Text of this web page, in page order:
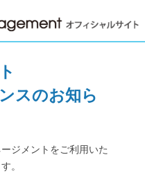
ト
スのお知ら
ジメントをご利用いた
。